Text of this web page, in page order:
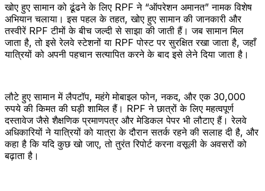
खोए हुए सामान को ढूंढने के लिए RPF ने “ऑपरेशन अमानत” नामक विशेष
अभियान चलाया। इस पहल के तहत, खोए हुए सामान की जानकारी और
तस्वीरें RPF टीमों के बीच जल्दी से साझा की जाती हैं। जब सामान मिल
जाता है, तो इसे रेलवे स्टेशनों या RPF पोस्ट पर सुरक्षित रखा जाता है, जहाँ
यात्रियों को अपनी पहचान सत्यापित करने के बाद इसे लेने दिया जाता है।
लौटे हुए सामान में लैपटॉप, महंगे मोबाइल फोन, नकद, और एक 30,000
रुपये की किमत की घड़ी शामिल हैं। RPF ने छात्रों के लिए महत्वपूर्ण
दस्तावेज जैसे शैक्षणिक प्रमाणपत्र और मेडिकल पेपर भी लौटाए हैं। रेलवे
अधिकारियों ने यात्रियों को यात्रा के दौरान सतर्क रहने की सलाह दी है, और
कहा है कि यदि कुछ खो जाए, तो तुरंत रिपोर्ट करना वसूली के अवसरों को
बढ़ाता है।